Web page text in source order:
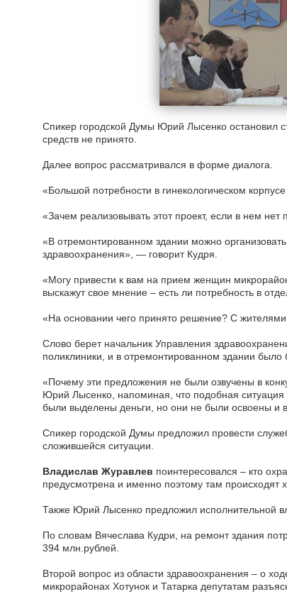
Спикер городской Думы Юрий Лысенко остановил
средств не принято.
Далее вопрос рассматривался в форме диалога.
«Большой потребности в гинекологическом
«Зачем реализовывать этот проект, если в нем
«В отремонтированном здании можно
здравоохранения», — говорит Кудря.
«Могу привести к вам на прием женщин
выскажут свое мнение – есть ли потребность в
«На основании чего принято решение? С
Слово берет начальник Управления
поликлиники, и в отремонтированном здании было
«Почему эти предложения не были озвучены в
Юрий Лысенко, напоминая, что подобная ситуация
были выделены деньги, но они не были освоены и
Спикер городской Думы предложил провести
сложившейся ситуации.
Владислав Журавлев поинтересовался – кто
предусмотрена и именно поэтому там происходят
Также Юрий Лысенко предложил исполнительной
По словам Вячеслава Кудри, на ремонт здания
394 млн.рублей.
Второй вопрос из области здравоохранения – о
микрорайонах Хотунок и Татарка депутатам